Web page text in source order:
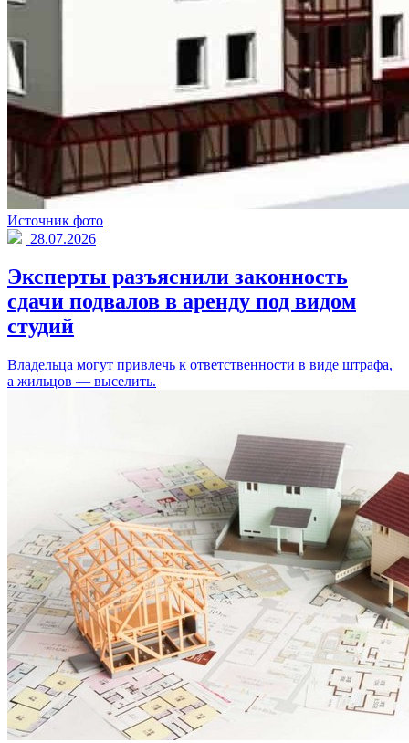
Источник фото
28.07.2026
Эксперты разъяснили законность
сдачи подвалов в аренду под видом
студий
Владельца могут привлечь к ответственности в виде штрафа,
а жильцов — выселить.